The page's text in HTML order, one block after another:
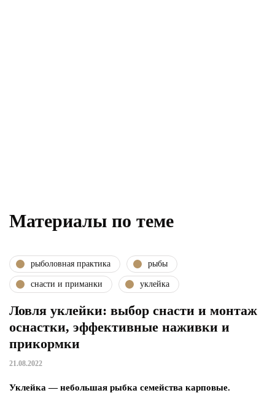
Материалы по теме
рыболовная практика рыбы
снасти и приманки уклейка
Ловля уклейки: выбор снасти и монтаж
оснастки, эффективные наживки и
прикормки
21.08.2022
Уклейка — небольшая рыбка семейства карповые.